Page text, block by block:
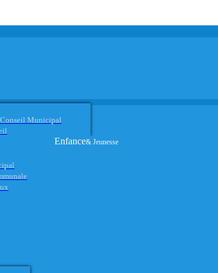
Conseil Municipal
Enfance& Jeunesse